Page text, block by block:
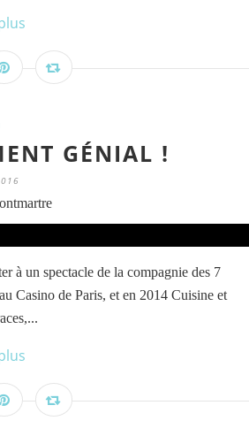
GÉNIAL !
à un spectacle de la compagnie des 7
Casino de Paris, et en 2014 Cuisine et